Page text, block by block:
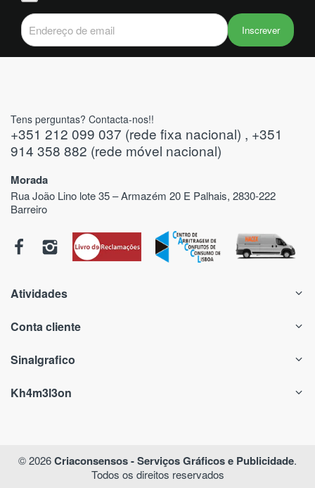
Inscrever
Tens perguntas? Contacta-nos!!
+351 212 099 037 (rede fixa nacional) , +351
914 358 882 (rede móvel nacional)
Morada
Rua João Lino lote 35 – Armazém 20 E Palhais, 2830-222
Barreiro
Atividades
Conta cliente
Sinalgrafico
Kh4m3l3on
© 2026Criaconsensos - Serviços Gráficos e Publicidade.
Todos os direitos reservados